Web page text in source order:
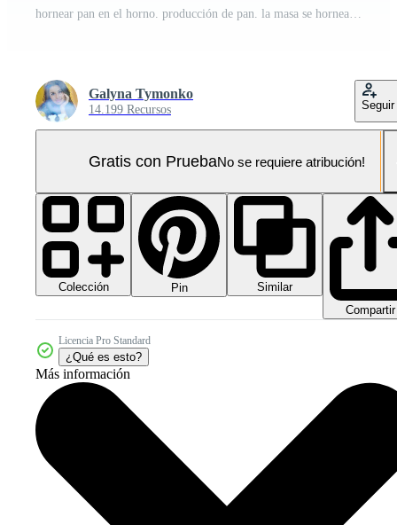
hornear pan en el horno. producción de pan. la masa se hornea en el horno. se inflan burbujas de aire en la masa Vídeo Pro
Galyna Tymonko
14.199 Recursos Seguir
Gratis con PruebaNo se requiere atribución!
Colección Pin
Similar
Compartir
Licencia Pro Standard
¿Qué es esto?
Más información